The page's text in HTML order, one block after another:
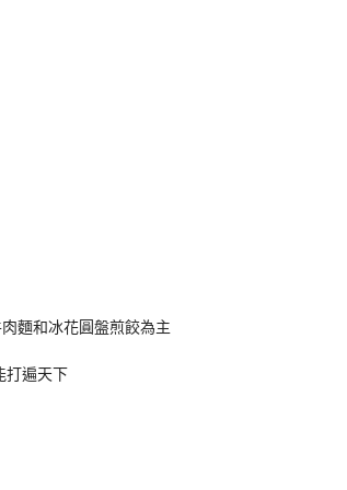
麵和冰花圓盤煎餃為主
打遍天下